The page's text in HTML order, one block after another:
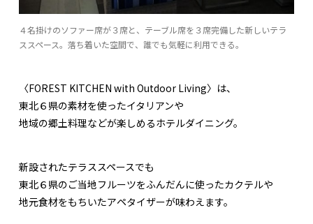
４名掛けのソファー席が３席と、テーブル席を３席完備した新しいテラ
ススペース。落ち着いた空間で、誰でも気軽に利用できる。
〈FOREST KITCHEN with Outdoor Living〉は、
東北６県の素材を使ったイタリアンや
地域の郷土料理などが楽しめるホテルダイニング。
新設されたテラススペースでも
東北６県のご当地フルーツをふんだんに使ったカクテルや
地元食材をもちいたアペタイザーが味わえます。